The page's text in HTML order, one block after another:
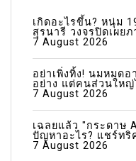
เกิดอะไรขึ้น? หนุ่ม
สุรนารี วงจรปิดเผย
7 August 2026
อย่าเพิ่งทิ้ง! นมหมด
อย่าง แต่คนส่วนใหญ่
7 August 2026
เฉลยแล้ว "กระดาษ
ปัญหาอะไร? แชร์ทริ
7 August 2026